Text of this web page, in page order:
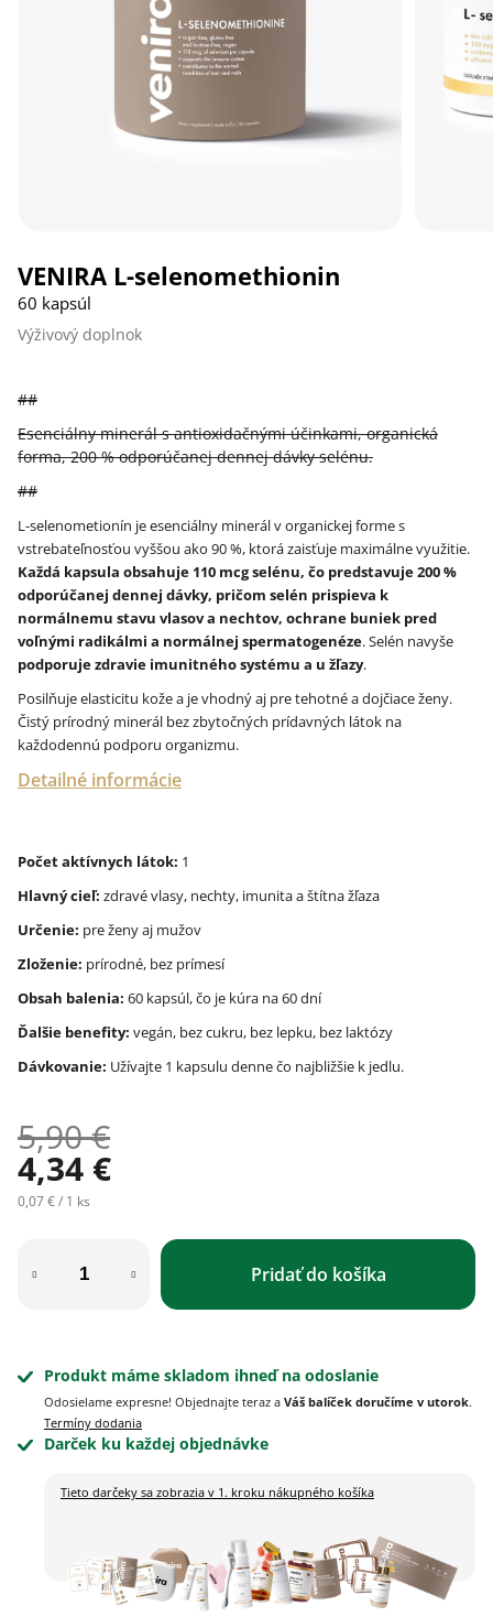
##
Esenciálny minerál s antioxidačnými účinkami, organická
forma, 200 % odporúčanej dennej dávky selénu.
##
L-selenometionín je esenciálny minerál v organickej forme s
vstrebateľnosťou vyššou ako 90 %, ktorá zaisťuje maximálne využitie.
Každá kapsula obsahuje 110 mcg selénu, čo predstavuje 200 %
odporúčanej dennej dávky, pričom selén prispieva k
normálnemu stavu vlasov a nechtov, ochrane buniek pred
voľnými radikálmi a normálnej spermatogenéze. Selén navyše
podporuje zdravie imunitného systému a u žľazy.
Posilňuje elasticitu kože a je vhodný aj pre tehotné a dojčiace ženy.
Čistý prírodný minerál bez zbytočných prídavných látok na
každodennú podporu organizmu.
Detailné informácie
Počet aktívnych látok: 1
Hlavný cieľ: zdravé vlasy, nechty, imunita a štítna žľaza
Určenie: pre ženy aj mužov
Zloženie: prírodné, bez prímesí
Obsah balenia: 60 kapsúl, čo je kúra na 60 dní
Ďalšie benefity: vegán, bez cukru, bez lepku, bez laktózy
Dávkovanie: Užívajte 1 kapsulu denne čo najbližšie k jedlu.
5,90 €
4,34 €
Jednotková cena:
0,07 € / 1 ks
Pridať do košíka
Produkt máme skladom ihneď na odoslanie
Odosielame expresne! Objednajte teraz a Váš balíček doručíme v utorok.
Termíny dodania
Darček ku každej objednávke
Tieto darčeky sa zobrazia v 1. kroku nákupného košíka
VENIRA L-selenomethionin
60 kapsúl
Výživový doplnok